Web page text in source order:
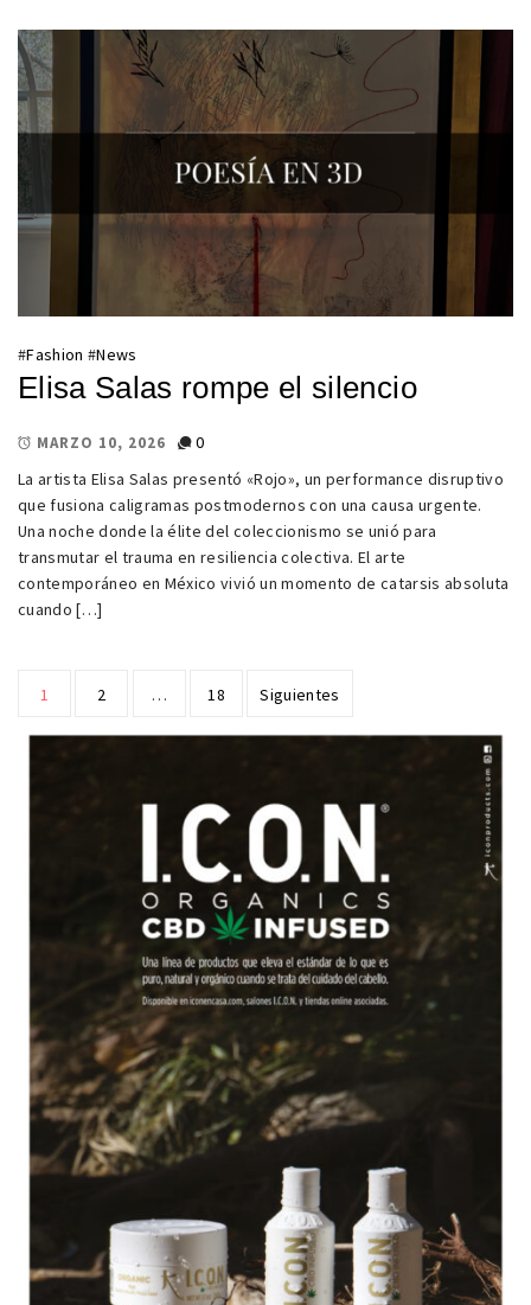
#Fashion #News
Elisa Salas rompe el silencio
MARZO 10, 2026
0
La artista Elisa Salas presentó «Rojo», un performance disruptivo
que fusiona caligramas postmodernos con una causa urgente.
Una noche donde la élite del coleccionismo se unió para
transmutar el trauma en resiliencia colectiva. El arte
contemporáneo en México vivió un momento de catarsis absoluta
cuando […]
Paginación
1 2 … 18 Siguientes